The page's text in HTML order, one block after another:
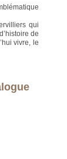
qui
de
vivre, le